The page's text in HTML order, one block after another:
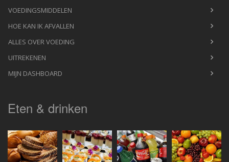
VOEDINGSMIDDELEN
HOE KAN IK AFVALLEN
ALLES OVER VOEDING
UITREKENEN
MIJN DASHBOARD
Eten & drinken